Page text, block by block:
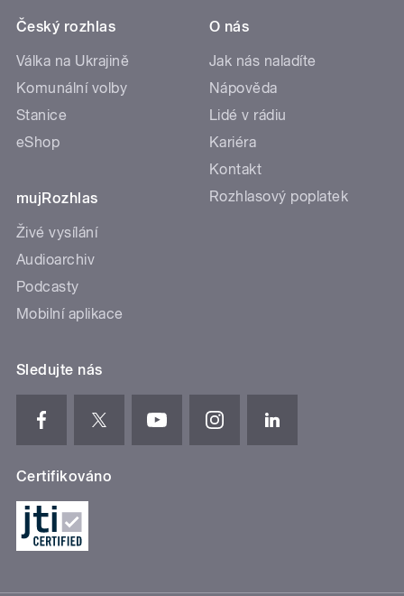
Český rozhlas
Válka na Ukrajině
Komunální volby
Stanice
eShop
mujRozhlas
Živé vysílání
Audioarchiv
Podcasty
Mobilní aplikace
O nás
Jak nás naladíte
Nápověda
Lidé v rádiu
Kariéra
Kontakt
Rozhlasový poplatek
Sledujte nás
Certifikováno